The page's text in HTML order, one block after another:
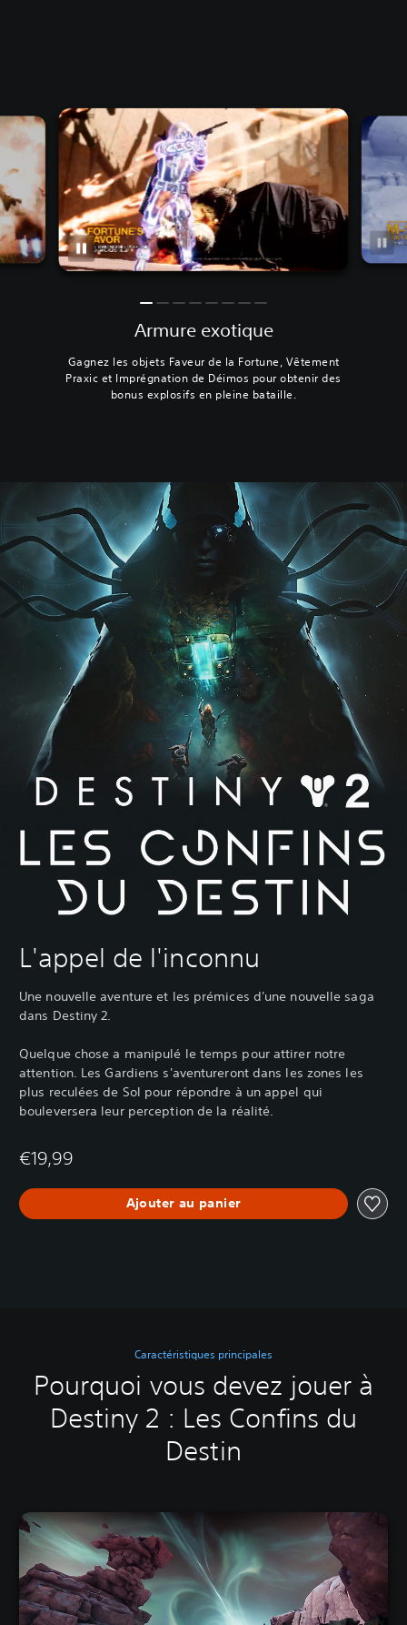
Armure exotique
Gagnez les objets Faveur de la Fortune, Vêtement
Praxic et Imprégnation de Déimos pour obtenir des
bonus explosifs en pleine bataille.
L'appel de l'inconnu
Une nouvelle aventure et les prémices d'une nouvelle saga
dans Destiny 2.
Quelque chose a manipulé le temps pour attirer notre
attention. Les Gardiens s'aventureront dans les zones les
plus reculées de Sol pour répondre à un appel qui
bouleversera leur perception de la réalité.
€19,99
Ajouter au panier
Caractéristiques principales
Pourquoi vous devez jouer à
Destiny 2 : Les Confins du
Destin